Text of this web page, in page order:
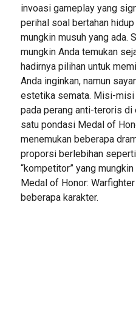
invoasi gameplay yang
perihal soal bertahan
mungkin musuh yang ada.
mungkin Anda temukan
hadirnya pilihan untuk
Anda inginkan, namun
estetika semata. Misi-
pada perang anti-teroris di
satu pondasi Medal of
menemukan beberapa
proporsi berlebihan
“kompetitor” yang
Medal of Honor:
beberapa karakter.